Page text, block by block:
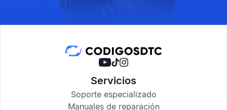
Servicios
Soporte especializado
Manuales de reparación